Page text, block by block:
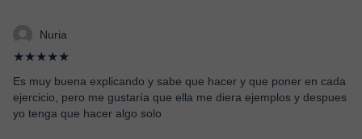
Nuria
★★★★★
Es muy buena explicando y sabe que hacer y que poner en cada
ejercicio, pero me gustaría que ella me diera ejemplos y despues
yo tenga que hacer algo solo